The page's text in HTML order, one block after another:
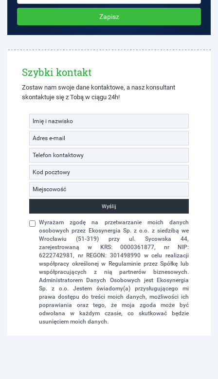
Zapisz
Szybki kontakt
Zostaw nam swoje dane kontaktowe, a nasz konsultant
skontaktuje się z Tobą w ciągu 24h!
Wyślij
Wyrażam zgodę na przetwarzanie moich danych
osobowych przez Ekosynergia Sp. z o.o. z siedzibą we
Wrocławiu (51-319) przy ul. Sycowska 44,
zarejestrowaną w KRS: 0000361877, nr NIP:
6222742981, nr REGON: 301498990 w celu realizacji
współpracy określonej w Regulaminie przez Spółkę lub
współpracujących z nią partnerów biznesowych.
Administratorem Danych Osobowych jest Ekosynergia
Sp. z o.o. Jestem świadomy(a) przysługującego mi
prawa dostępu do treści moich danych, możliwości ich
poprawiania oraz tego, że moja zgoda może być
odwołana w każdym czasie, co skutkować będzie
usunięciem moich danych.